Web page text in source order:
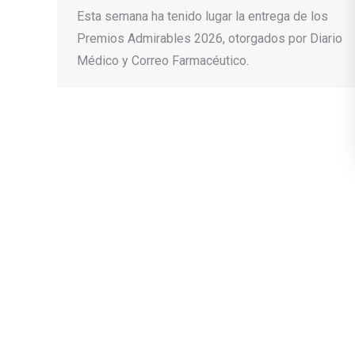
Esta semana ha tenido lugar la entrega de los
Premios Admirables 2026, otorgados por Diario
Médico y Correo Farmacéutico.